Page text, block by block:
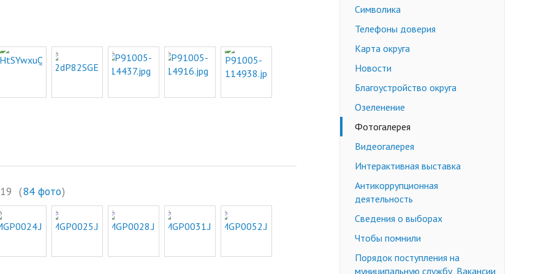
визиты и
ГО и ЧС, профилактика терроризма
Результаты проверок
Информация для мигрантов
Профилактика правонарушений
Недееспособные граждане
Эмансипация
Снижение брачного возраста
Изменение имени и фамилии
несовершеннолетнему до 14 лет
Формы заявлений
Действующее законодательство
(84 фото)
Символика
Телефоны доверия
Карта округа
Новости
Благоустройство округа
Озеленение
Фотогалерея
Видеогалерея
Интерактивная выставка
Антикоррупционная
деятельность
Сведения о выборах
Чтобы помнили
Порядок поступления на
муниципальную службу, Вакансии